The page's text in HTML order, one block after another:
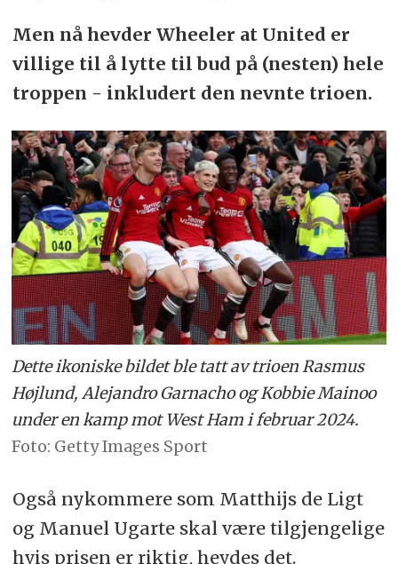
Men nå hevder Wheeler at United er
villige til å lytte til bud på (nesten) hele
troppen - inkludert den nevnte trioen.
Dette ikoniske bildet ble tatt av trioen Rasmus
Højlund, Alejandro Garnacho og Kobbie Mainoo
under en kamp mot West Ham i februar 2024.
Getty Images Sport
Også nykommere som Matthijs de Ligt
og Manuel Ugarte skal være tilgjengelige
hvis prisen er riktig, hevdes det.